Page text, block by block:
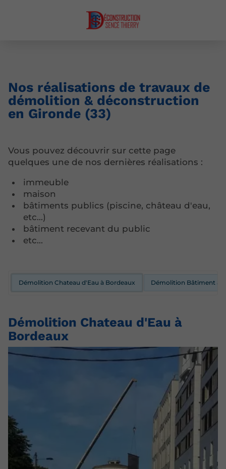
Nos réalisations de travaux de
démolition & déconstruction
en Gironde (33)
Vous pouvez découvrir sur cette page
quelques une de nos dernières réalisations :
immeuble
maison
bâtiments publics (piscine, château d'eau,
etc...)
bâtiment recevant du public
etc...
Démolition Chateau d'Eau à Bordeaux Démolition Bâtiment à
Démolition Chateau d'Eau à
Bordeaux